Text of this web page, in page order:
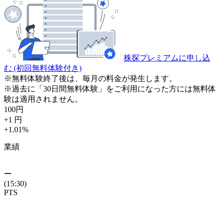
株探プレミアムに申し込
む (初回無料体験付き)
※無料体験終了後は、毎月の料金が発生します。
※過去に「30日間無料体験」をご利用になった方には無料体
験は適用されません。
100円
+1 円
+1.01%
業績
ー
(15:30)
PTS